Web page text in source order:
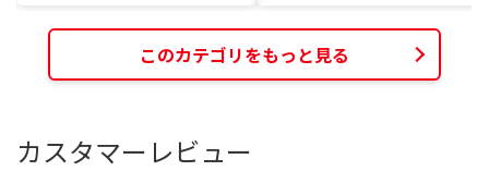
このカテゴリをもっと見る
カスタマーレビュー